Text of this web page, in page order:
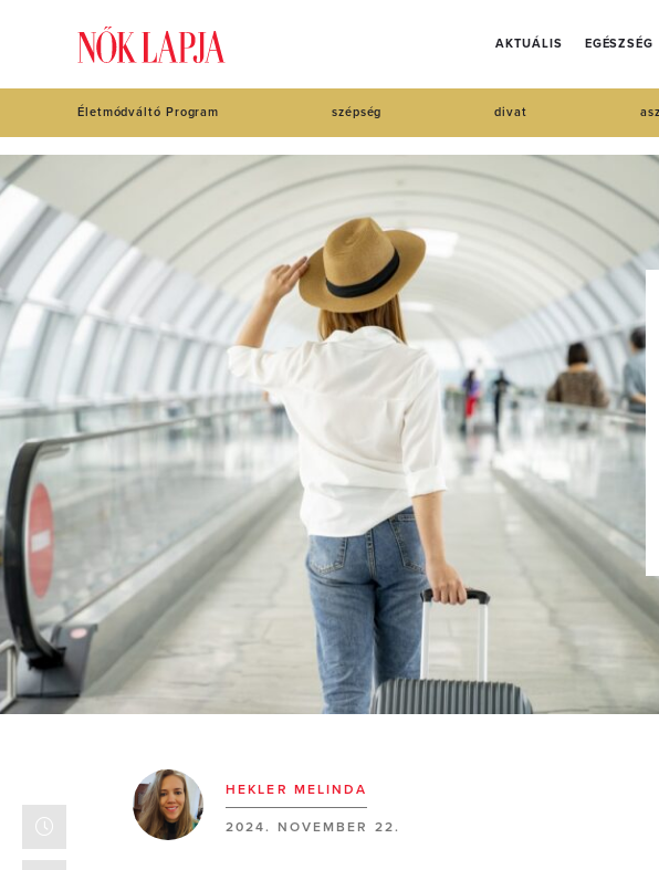
AKTUÁLIS EGÉSZSÉG
Életmódváltó Program szépség divat
HEKLER MELINDA
2024. NOVEMBER 22.